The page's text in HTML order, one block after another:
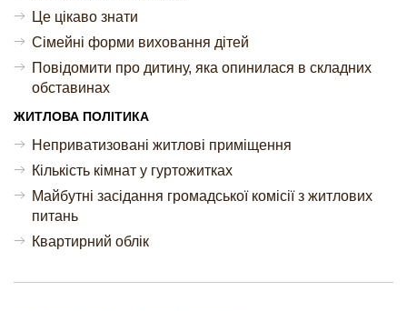
Це цікаво знати
Сімейні форми виховання дітей
Повідомити про дитину, яка опинилася в складних
обставинах
ЖИТЛОВА ПОЛІТИКА
Неприватизовані житлові приміщення
Кількість кімнат у гуртожитках
Майбутні засідання громадської комісії з житлових
питань
Квартирний облік